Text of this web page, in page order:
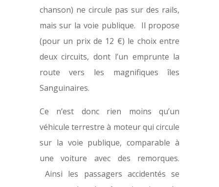
chanson) ne circule pas sur des rails,
mais sur la voie publique. Il propose
(pour un prix de 12 €) le choix entre
deux circuits, dont l’un emprunte la
route vers les magnifiques îles
Sanguinaires.
Ce n’est donc rien moins qu’un
véhicule terrestre à moteur qui circule
sur la voie publique, comparable à
une voiture avec des remorques.
Ainsi les passagers accidentés se